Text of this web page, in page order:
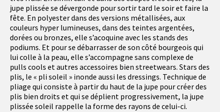
jupe plissée se dévergonde pour sortir tard le soir et faire la
fête. En polyester dans des versions métallisées, aux
couleurs hyper lumineuses, dans des teintes argentées,
dorées ou bronzes, elle s’acoquine avec les stands des
podiums. Et pour se débarrasser de son côté bourgeois qui
lui colle à la peau, elle s’accompagne sans complexe de
pulls cools et autres accessoires bien streetwears. Stars des
plis, le « pli soleil » inonde aussi les dressings. Technique de
pliage qui consiste à partir du haut de la jupe pour créer des
plis bien droits et qui se déplient progressivement, la jupe
plissée soleil rappelle la forme des rayons de celui-ci.